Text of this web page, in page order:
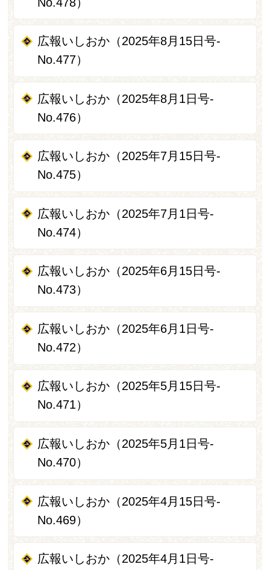
広報いしおか（2025年8月15日号-
No.477）
広報いしおか（2025年8月1日号-
No.476）
広報いしおか（2025年7月15日号-
No.475）
広報いしおか（2025年7月1日号-
No.474）
広報いしおか（2025年6月15日号-
No.473）
広報いしおか（2025年6月1日号-
No.472）
広報いしおか（2025年5月15日号-
No.471）
広報いしおか（2025年5月1日号-
No.470）
広報いしおか（2025年4月15日号-
No.469）
広報いしおか（2025年4月1日号-